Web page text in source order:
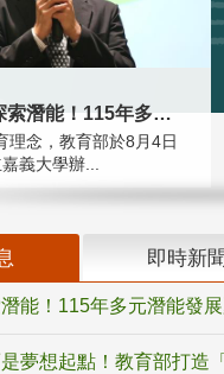
跨越限制，探索潛能！115年多元潛
理念，教育部於8月4日
義大學辦...
即時新聞
能！115年多元潛能發
夢想起點！教育部打造